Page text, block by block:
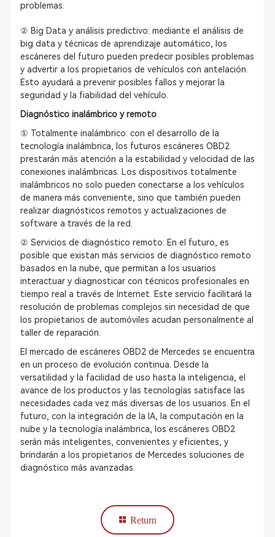
problemas.
② Big Data y análisis predictivo: mediante el análisis de
big data y técnicas de aprendizaje automático, los
escáneres del futuro pueden predecir posibles problemas
y advertir a los propietarios de vehículos con antelación.
Esto ayudará a prevenir posibles fallos y mejorar la
seguridad y la fiabilidad del vehículo.
Diagnóstico inalámbrico y remoto
① Totalmente inalámbrico: con el desarrollo de la
tecnología inalámbrica, los futuros escáneres OBD2
prestarán más atención a la estabilidad y velocidad de las
conexiones inalámbricas. Los dispositivos totalmente
inalámbricos no solo pueden conectarse a los vehículos
de manera más conveniente, sino que también pueden
realizar diagnósticos remotos y actualizaciones de
software a través de la red.
② Servicios de diagnóstico remoto: En el futuro, es
posible que existan más servicios de diagnóstico remoto
basados en la nube, que permitan a los usuarios
interactuar y diagnosticar con técnicos profesionales en
tiempo real a través de Internet. Este servicio facilitará la
resolución de problemas complejos sin necesidad de que
los propietarios de automóviles acudan personalmente al
taller de reparación.
El mercado de escáneres OBD2 de Mercedes se encuentra
en un proceso de evolución continua. Desde la
versatilidad y la facilidad de uso hasta la inteligencia, el
avance de los productos y las tecnologías satisface las
necesidades cada vez más diversas de los usuarios. En el
futuro, con la integración de la IA, la computación en la
nube y la tecnología inalámbrica, los escáneres OBD2
serán más inteligentes, convenientes y eficientes, y
brindarán a los propietarios de Mercedes soluciones de
diagnóstico más avanzadas.
Return